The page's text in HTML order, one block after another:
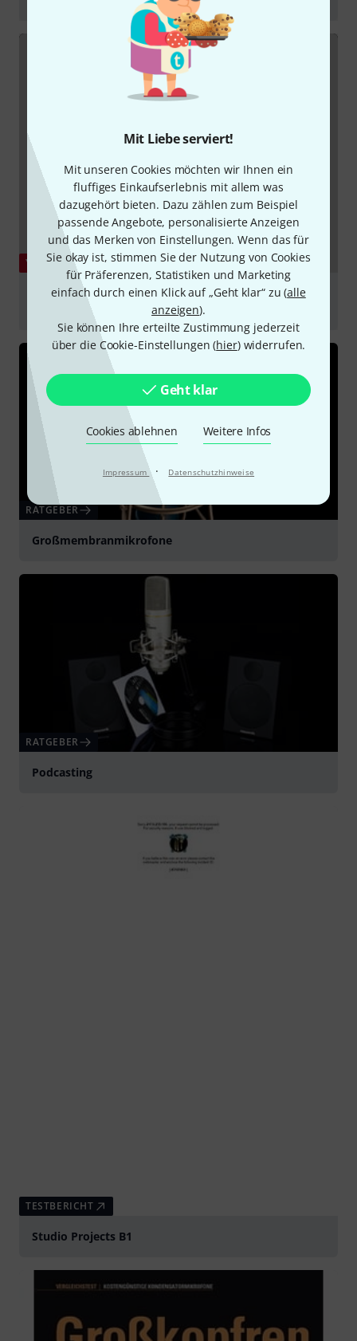
Mit Liebe serviert!
Mit unseren Cookies möchten wir Ihnen ein
fluffiges Einkaufserlebnis mit allem was
dazugehört bieten. Dazu zählen zum Beispiel
passende Angebote, personalisierte Anzeigen
und das Merken von Einstellungen. Wenn das für
Sie okay ist, stimmen Sie der Nutzung von Cookies
für Präferenzen, Statistiken und Marketing
einfach durch einen Klick auf „Geht klar“ zu (alle
anzeigen).
Sie können Ihre erteilte Zustimmung jederzeit
über die Cookie-Einstellungen (hier) widerrufen.
Geht klar
Cookies ablehnen Weitere Infos
Impressum · Datenschutzhinweise
YOUTUBE
Micrófono Studio Projects B1 - Review (en español)
por StudioMusic.cl
abspielen
RATGEBER
Großmembranmikrofone
RATGEBER
Podcasting
TESTBERICHT
Studio Projects B1